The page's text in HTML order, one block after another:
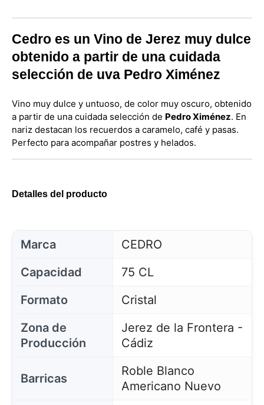
Cedro es un Vino de Jerez muy dulce
obtenido a partir de una cuidada
selección de uva Pedro Ximénez
Vino muy dulce y untuoso, de color muy oscuro, obtenido
a partir de una cuidada selección de Pedro Ximénez. En
nariz destacan los recuerdos a caramelo, café y pasas.
Perfecto para acompañar postres y helados.
Detalles del producto
Marca
CEDRO
Capacidad
75 CL
Formato
Cristal
Zona de
Producción
Jerez de la Frontera -
Cádiz
Barricas
Roble Blanco
Americano Nuevo